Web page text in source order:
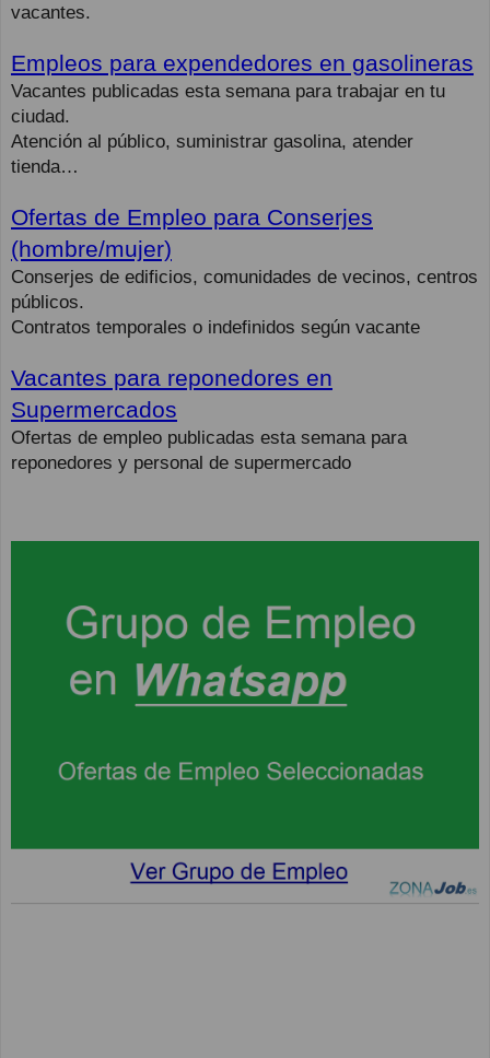
vacantes.
Empleos para expendedores en gasolineras
Vacantes publicadas esta semana para trabajar en tu
ciudad.
Atención al público, suministrar gasolina, atender
tienda…
Ofertas de Empleo para Conserjes
(hombre/mujer)
Conserjes de edificios, comunidades de vecinos, centros
públicos.
Contratos temporales o indefinidos según vacante
Vacantes para reponedores en
Supermercados
Ofertas de empleo publicadas esta semana para
reponedores y personal de supermercado